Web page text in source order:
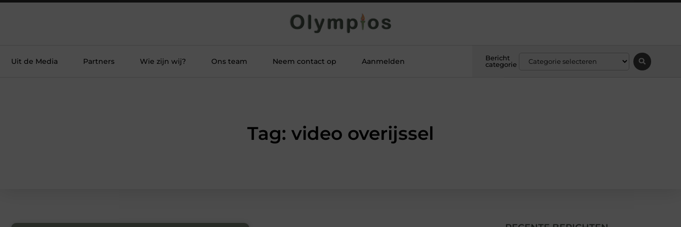
Uit de Media Partners Wie zijn wij? Ons team Neem contact op Aanmelden
Bericht
categorie
Tag: video overijssel